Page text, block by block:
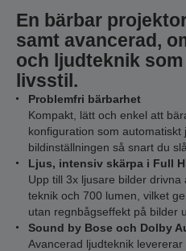
En bärbar
samt avancerad,
och ljudteknik
livsstil.
Problemfri bärbarhet
Kompakt, lätt och enkel att
konfiguration som automatiskt
bildinställningen så snart du
Ljus, intensiv skärpa i Full
Upp till 3x ljusare bilder drivna
teknik och 700 lumen, vilket
utan regnbågseffekt på bilder
Sound by Bose och Dolby
Avancerad ljudteknik